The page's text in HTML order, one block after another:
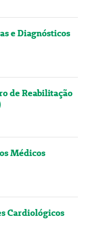
e Diagnósticos
de Reabilitação
Médicos
Cardiológicos